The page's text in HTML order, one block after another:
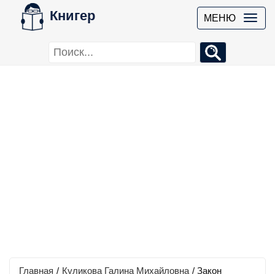
Книгер МЕНЮ
Главная / Куликова Галина Михайловна / Закон